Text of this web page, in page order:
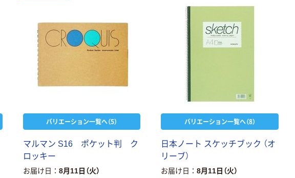
バリエーション一覧へ（5）
マルマン S16 ポケット判 ク
ロッキー
お届け日 8月11日（火）
バリエーション一覧へ（8）
日本ノート スケッチブック （オ
リーブ）
お届け日 8月11日（火）